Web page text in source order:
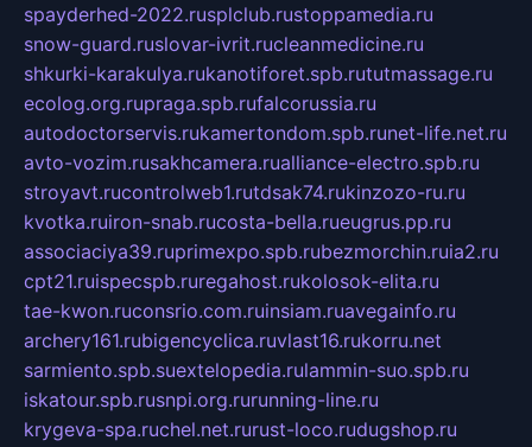
spayderhed-2022.rusplclub.rustoppamedia.ru
snow-guard.ruslovar-ivrit.rucleanmedicine.ru
shkurki-karakulya.rukanotiforet.spb.rututmassage.ru
ecolog.org.rupraga.spb.rufalcorussia.ru
autodoctorservis.rukamertondom.spb.runet-life.net.ru
avto-vozim.rusakhcamera.rualliance-electro.spb.ru
stroyavt.rucontrolweb1.rutdsak74.rukinzozo-ru.ru
kvotka.ruiron-snab.rucosta-bella.rueugrus.pp.ru
associaciya39.ruprimexpo.spb.rubezmorchin.ruia2.ru
cpt21.ruispecspb.ruregahost.rukolosok-elita.ru
tae-kwon.ruconsrio.com.ruinsiam.ruavegainfo.ru
archery161.rubigencyclica.ruvlast16.rukorru.net
sarmiento.spb.suextelopedia.rulammin-suo.spb.ru
iskatour.spb.rusnpi.org.rurunning-line.ru
krygeva-spa.ruchel.net.rurust-loco.rudugshop.ru